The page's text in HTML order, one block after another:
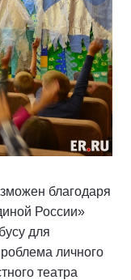
благодаря
России»
для
личного
театра